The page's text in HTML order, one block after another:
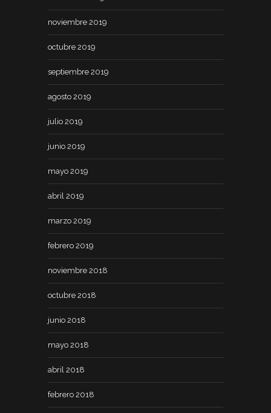
noviembre 2019
octubre 2019
septiembre 2019
agosto 2019
julio 2019
junio 2019
mayo 2019
abril 2019
marzo 2019
febrero 2019
noviembre 2018
octubre 2018
junio 2018
mayo 2018
abril 2018
febrero 2018